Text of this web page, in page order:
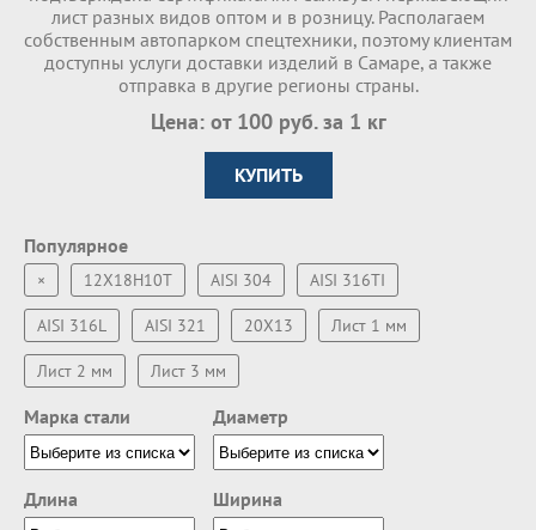
лист разных видов оптом и в розницу. Располагаем
собственным автопарком спецтехники, поэтому клиентам
доступны услуги доставки изделий в Самаре, а также
отправка в другие регионы страны.
Цена: от 100 руб. за 1 кг
КУПИТЬ
Популярное
× 12Х18Н10Т AISI 304 AISI 316TI
AISI 316L AISI 321 20Х13 Лист 1 мм
Лист 2 мм Лист 3 мм
Марка стали Диаметр
Длина Ширина